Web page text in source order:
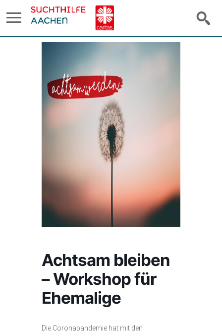
Achtsam bleiben
– Workshop für
Ehemalige
Die Coronapandemie hat mit den